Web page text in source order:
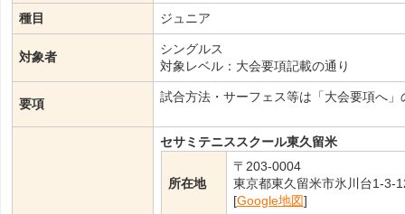
種目 ジュニア
対象者
シングルス
対象レベル：大会要項記載の通り
要項 試合方法・サーフェス等は「大会要項へ
セサミテニススクール東久留米
所在地
〒203-0004
東京都東久留米市氷川台1-3-
[Google地図]